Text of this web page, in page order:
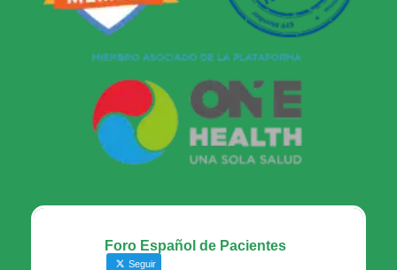
Foro Español de Pacientes
Seguir